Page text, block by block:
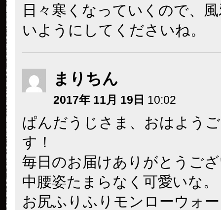
日々寒くなっていくので、
いようにしてくださいね。
まりちん
2017年 11月 19日 10:02
ぱんだうじさま、おはよう
す！
毎日のお届けありがとうご
中腰姿たまらなく可愛いな。
お尻ふりふりモンローウォ